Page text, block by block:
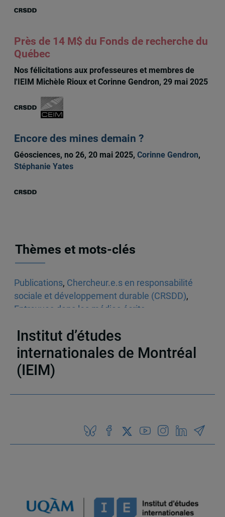
Près de 14 M$ du Fonds de recherche du
Québec
Nos félicitations aux professeures et membres de
l'IEIM Michèle Rioux et Corinne Gendron, 29 mai 2025
Encore des mines demain ?
Géosciences, no 26, 20 mai 2025, Corinne Gendron,
Stéphanie Yates
Thèmes et mots-clés
Publications, Chercheur.e.s en responsabilité
sociale et développement durable (CRSDD),
Entrevues dans les médias écrits
Institut d’études
internationales de Montréal
(IEIM)